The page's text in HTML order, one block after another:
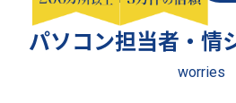
パソコン担当者・情
worries